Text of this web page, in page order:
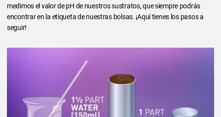
medimos el valor de pH de nuestros sustratos, que siempre podrás
encontrar en la etiqueta de nuestras bolsas. ¡Aquí tienes los pasos a
seguir!